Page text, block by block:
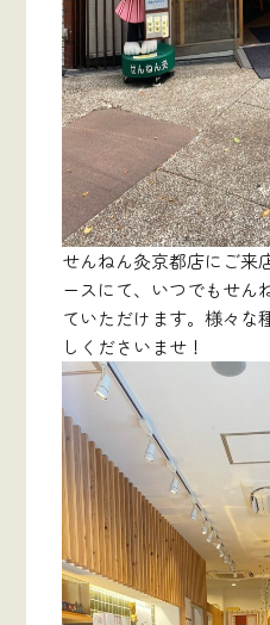
せんねん灸京都店にご来
ースにて、いつでもせん
ていただけます。様々な
しくださいませ！